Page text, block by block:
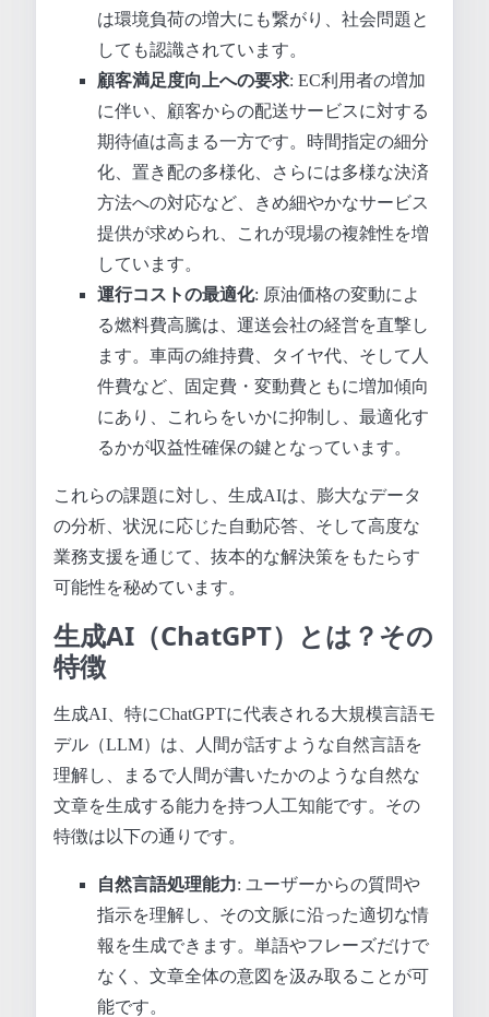
は環境負荷の増大にも繋がり、社会問題と
しても認識されています。
顧客満足度向上への要求: EC利用者の増加
に伴い、顧客からの配送サービスに対する
期待値は高まる一方です。時間指定の細分
化、置き配の多様化、さらには多様な決済
方法への対応など、きめ細やかなサービス
提供が求められ、これが現場の複雑性を増
しています。
運行コストの最適化: 原油価格の変動によ
る燃料費高騰は、運送会社の経営を直撃し
ます。車両の維持費、タイヤ代、そして人
件費など、固定費・変動費ともに増加傾向
にあり、これらをいかに抑制し、最適化す
るかが収益性確保の鍵となっています。
これらの課題に対し、生成AIは、膨大なデータ
の分析、状況に応じた自動応答、そして高度な
業務支援を通じて、抜本的な解決策をもたらす
可能性を秘めています。
生成AI（ChatGPT）とは？その
特徴
生成AI、特にChatGPTに代表される大規模言語モ
デル（LLM）は、人間が話すような自然言語を
理解し、まるで人間が書いたかのような自然な
文章を生成する能力を持つ人工知能です。その
特徴は以下の通りです。
自然言語処理能力: ユーザーからの質問や
指示を理解し、その文脈に沿った適切な情
報を生成できます。単語やフレーズだけで
なく、文章全体の意図を汲み取ることが可
能です。